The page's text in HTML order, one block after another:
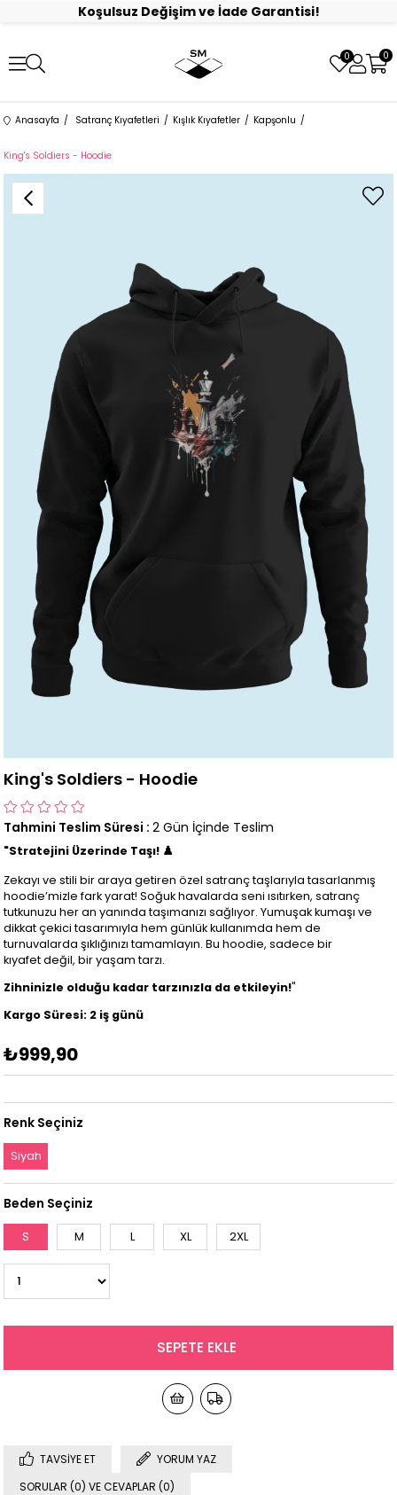
Koşulsuz Değişim ve İade Garantisi!
0 0
Anasayfa Satranç Kıyafetleri Kışlık Kıyafetler Kapşonlu
King's Soldiers - Hoodie
King's Soldiers - Hoodie
Tahmini Teslim Süresi : 2 Gün İçinde Teslim
"Stratejini Üzerinde Taşı! ♟️
Zekayı ve stili bir araya getiren özel satranç taşlarıyla tasarlanmış
hoodie’mizle fark yarat! Soğuk havalarda seni ısıtırken, satranç
tutkunuzu her an yanında taşımanızı sağlıyor. Yumuşak kumaşı ve
dikkat çekici tasarımıyla hem günlük kullanımda hem de
turnuvalarda şıklığınızı tamamlayın. Bu hoodie, sadece bir
kıyafet değil, bir yaşam tarzı.
Zihninizle olduğu kadar tarzınızla da etkileyin!"
Kargo Süresi: 2 iş günü
₺999,90
Renk Seçiniz
Siyah
Beden Seçiniz
S M L XL 2XL
TAVSIYE ET
YORUM YAZ
SORULAR (0) VE CEVAPLAR (0)